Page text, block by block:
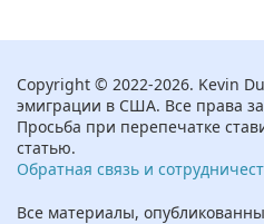
Copyright © 2022-2026. Kevin
эмиграции в США. Все права
Просьба при перепечатке
статью.
Обратная связь и
Все материалы,